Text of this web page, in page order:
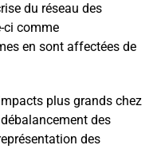
du réseau des
ci comme
en sont affectées de
plus grands chez
des
des